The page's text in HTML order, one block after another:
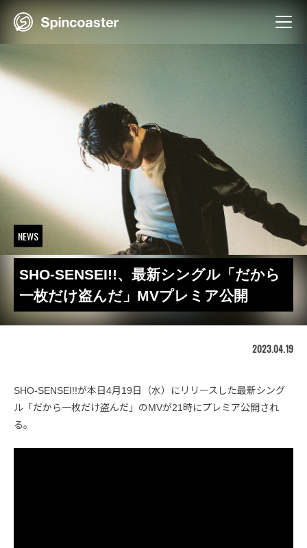
NEWS
SHO-SENSEI!!、最新シングル「だから
一枚だけ盗んだ」MVプレミア公開
2023.04.19
SHO-SENSEI!!が本日4月19日（水）にリリースした最新シング
ル「だから一枚だけ盗んだ」のMVが21時にプレミア公開され
る。